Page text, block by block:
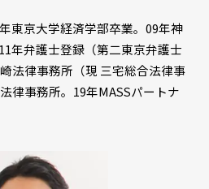
東京大学経済学部卒業。09年神
年弁護士登録（第二東京弁護士
法律事務所（現 三宅総合法律事
律事務所。19年MASSパートナ